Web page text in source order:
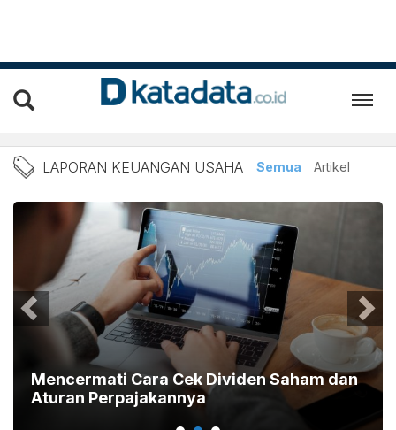
Berita laporan keuangan
LAPORAN KEUANGAN USAHA Semua Artikel
Mencermati Cara Cek Dividen Saham dan
Aturan Perpajakannya